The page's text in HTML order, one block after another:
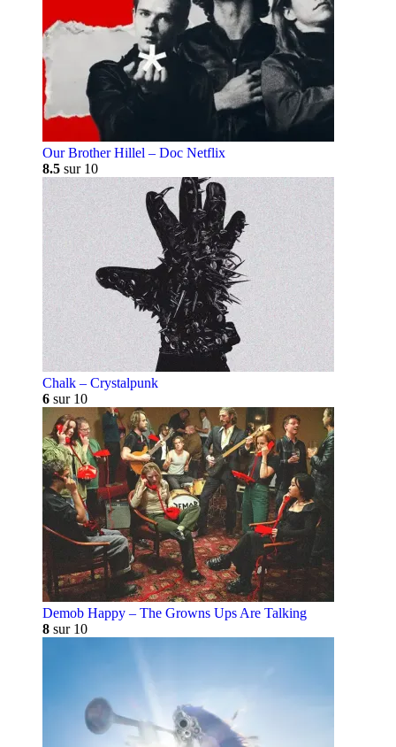
Our Brother Hillel – Doc Netflix
8.5 sur 10
Chalk – Crystalpunk
6 sur 10
Demob Happy – The Growns Ups Are Talking
8 sur 10